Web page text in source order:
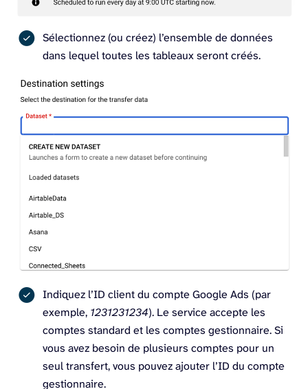
Sélectionnez (ou créez) l’ensemble de données
dans lequel toutes les tableaux seront créés.
Indiquez l’ID client du compte Google Ads (par
exemple, 1231231234). Le service accepte les
comptes standard et les comptes gestionnaire. Si
vous avez besoin de plusieurs comptes pour un
seul transfert, vous pouvez ajouter l’ID du compte
gestionnaire.